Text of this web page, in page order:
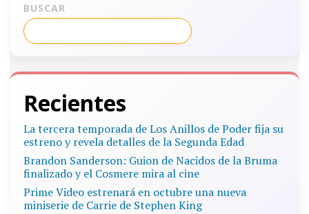
BUSCAR
Recientes
La tercera temporada de Los Anillos de Poder fija su
estreno y revela detalles de la Segunda Edad
Brandon Sanderson: Guion de Nacidos de la Bruma
finalizado y el Cosmere mira al cine
Prime Video estrenará en octubre una nueva
miniserie de Carrie de Stephen King